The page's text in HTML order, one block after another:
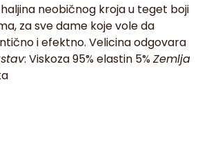
neobičnog kroja u teget boji
za sve dame koje vole da
i efektno. Velicina odgovara
: Viskoza 95% elastin 5%Zemlja